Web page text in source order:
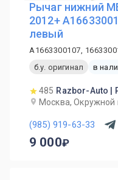
Рычаг нижний
2012+
левый
A1663300107,
б.у. оригинал
в
485 Razbor-Auto |
Москва, Окружной
(985) 919-63-33
9 000